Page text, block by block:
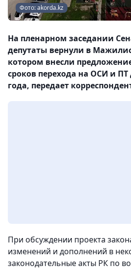
Фото: akorda.kz
На пленарном заседании
депутаты вернули в
котором внесли
сроков перехода на ОСИ и ПТ
года, передает
При обсуждении проекта
изменений и дополнений в
законодательные акты РК по